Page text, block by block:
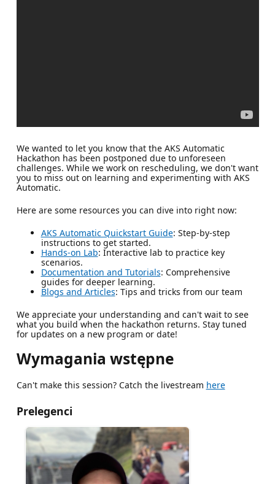
We wanted to let you know that the AKS Automatic
Hackathon has been postponed due to unforeseen
challenges. While we work on rescheduling, we don't want
you to miss out on learning and experimenting with AKS
Automatic.
Here are some resources you can dive into right now:
AKS Automatic Quickstart Guide: Step-by-step
instructions to get started.
Hands-on Lab: Interactive lab to practice key
scenarios.
Documentation and Tutorials: Comprehensive
guides for deeper learning.
Blogs and Articles: Tips and tricks from our team
We appreciate your understanding and can't wait to see
what you build when the hackathon returns. Stay tuned
for updates on a new program or date!
Wymagania wstępne
Can't make this session? Catch the livestream here
Prelegenci